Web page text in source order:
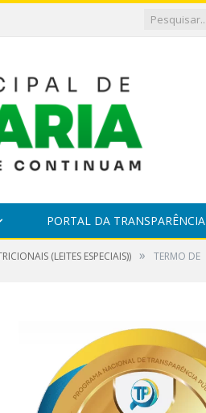
PORTAL DA TRANSPARÊNCIA
(LEITES ESPECIAIS)) » TERMO DE